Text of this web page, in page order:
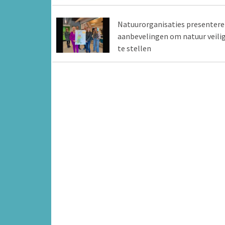
Natuurorganisaties
aanbevelingen om natuur
te stellen